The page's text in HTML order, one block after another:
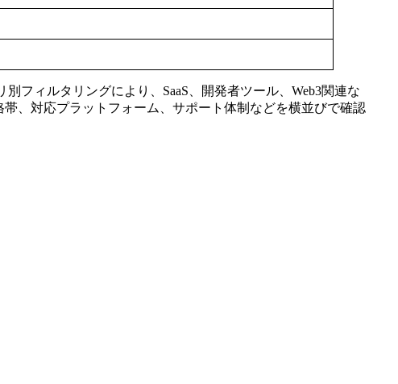
フィルタリングにより、SaaS、開発者ツール、Web3関連な
、対応プラットフォーム、サポート体制などを横並びで確認